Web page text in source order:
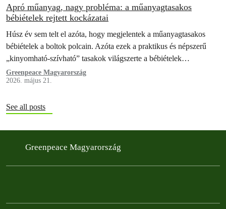
Apró műanyag, nagy probléma: a műanyagtasakos
bébiételek rejtett kockázatai
Húsz év sem telt el azóta, hogy megjelentek a műanyagtasakos
bébiételek a boltok polcain. Azóta ezek a praktikus és népszerű
„kinyomható-szívható” tasakok világszerte a bébiételek
meghatározó csomagolási formájává váltak, alapjaiban…
Greenpeace Magyarország
2026. május 21.
See all posts
Greenpeace Magyarország